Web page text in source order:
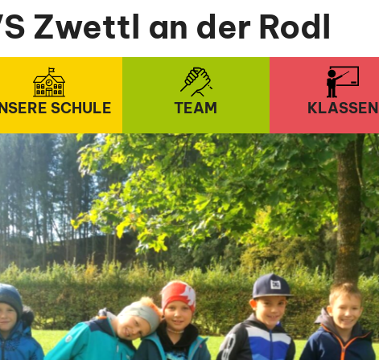
Zwettl an der Rodl
SCHULE TEAM KLASSEN